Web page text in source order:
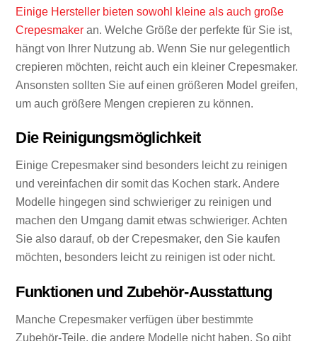
Einige Hersteller bieten sowohl kleine als auch große
Crepesmaker an. Welche Größe der perfekte für Sie ist,
hängt von Ihrer Nutzung ab. Wenn Sie nur gelegentlich
crepieren möchten, reicht auch ein kleiner Crepesmaker.
Ansonsten sollten Sie auf einen größeren Model greifen,
um auch größere Mengen crepieren zu können.
Die Reinigungsmöglichkeit
Einige Crepesmaker sind besonders leicht zu reinigen
und vereinfachen dir somit das Kochen stark. Andere
Modelle hingegen sind schwieriger zu reinigen und
machen den Umgang damit etwas schwieriger. Achten
Sie also darauf, ob der Crepesmaker, den Sie kaufen
möchten, besonders leicht zu reinigen ist oder nicht.
Funktionen und Zubehör-Ausstattung
Manche Crepesmaker verfügen über bestimmte
Zubehör-Teile, die andere Modelle nicht haben. So gibt